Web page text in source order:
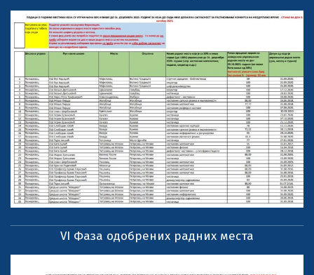
VI Фаза одобрених радних места